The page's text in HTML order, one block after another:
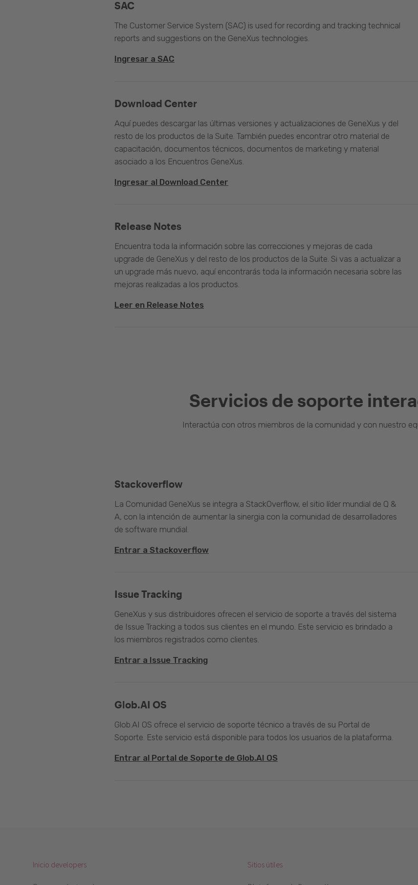
SAC
The Customer Service System (SAC) is used for recording and tracking technical
reports and suggestions on the GeneXus technologies.
Ingresar a SAC
Download Center
Aquí puedes descargar las últimas versiones y actualizaciones de GeneXus y del
resto de los productos de la Suite. También puedes encontrar otro material de
capacitación, documentos técnicos, documentos de marketing y material
asociado a los Encuentros GeneXus.
Ingresar al Download Center
Release Notes
Encuentra toda la información sobre las correcciones y mejoras de cada
upgrade de GeneXus y del resto de los productos de la Suite. Si vas a actualizar a
un upgrade más nuevo, aquí encontrarás toda la información necesaria sobre las
mejoras realizadas a los productos.
Leer en Release Notes
Servicios de soporte
Interactúa con otros miembros de la comunidad y con nuestro
Stackoverflow
La Comunidad GeneXus se integra a StackOverflow, el sitio líder mundial de Q &
A, con la intención de aumentar la sinergia con la comunidad de desarrolladores
de software mundial.
Entrar a Stackoverflow
Issue Tracking
GeneXus y sus distribuidores ofrecen el servicio de soporte a través del sistema
de Issue Tracking a todos sus clientes en el mundo. Este servicio es brindado a
los miembros registrados como clientes.
Entrar a Issue Tracking
Glob.AI OS
Glob.AI OS ofrece el servicio de soporte técnico a través de su Portal de
Soporte. Este servicio está disponible para todos los usuarios de la plataforma.
Entrar al Portal de Soporte de Glob.AI OS
Inicio developers Sitios útiles